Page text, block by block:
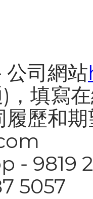
公司網站
，填寫
履歷和
- 9819
5057